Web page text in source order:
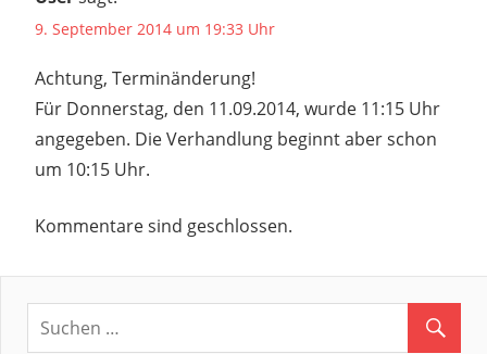
9. September 2014 um 19:33 Uhr
Achtung, Terminänderung!
Für Donnerstag, den 11.09.2014, wurde 11:15 Uhr
angegeben. Die Verhandlung beginnt aber schon
um 10:15 Uhr.
Kommentare sind geschlossen.